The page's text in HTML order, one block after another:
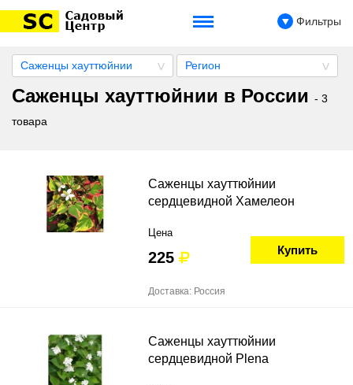
Фильтры
Саженцы хауттюйнии Регион
Саженцы хауттюйнии в России - 3
товара
Саженцы хауттюйнии
сердцевидной Хамелеон
Цена
225 Купить
Доставка: Россия
Саженцы хауттюйнии
сердцевидной Plena